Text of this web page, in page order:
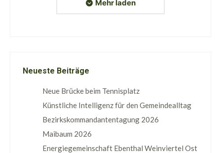
Mehr laden
Neueste Beiträge
Neue Brücke beim Tennisplatz
Künstliche Intelligenz für den Gemeindealltag
Bezirkskommandantentagung 2026
Maibaum 2026
Energiegemeinschaft Ebenthal Weinviertel Ost